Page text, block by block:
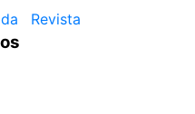
Revista